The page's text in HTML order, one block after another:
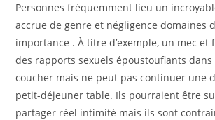
Personnes fréquemment lieu un
accrue de genre et négligence domaines
importance . À titre d’exemple, un mec
des rapports sexuels époustouflants
coucher mais ne peut pas continuer une
petit-déjeuner table. Ils pourraient être
partager réel intimité mais ils sont